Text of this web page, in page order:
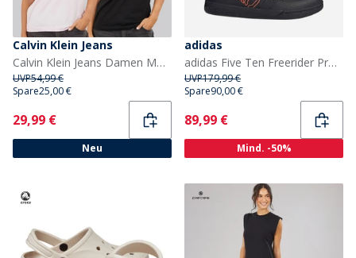
Calvin Klein Jeans
Calvin Klein Jeans Damen Monologo Zweierpack T Shirts Cradle Pink/Schwarz
UVP54,99 €
Spare25,00 €
Current
29,99 €
Neu
adidas
adidas Five Ten Freerider Pro Mid Mountainbike Schuhe Core Black/Solar Red/Grey Heather
UVP179,99 €
Spare90,00 €
Current
89,99 €
Mind. -50%